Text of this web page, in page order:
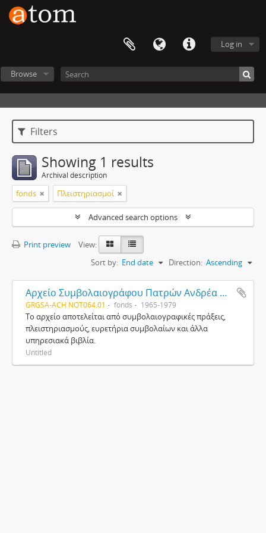
Log in
Browse
Filters
Showing 1 results
Archival description
fonds Πλειστηριασμοί
Advanced search options
Print preview
View:
Sort by: End date Direction: Ascending
Αρχείο Συμβολαιογράφου Πατρών Ανδρέα Παπανδρεόπουλου
GRGSA-ACH NOT064.01 fonds 1965-1979
Το αρχείο αποτελείται από συμβολαιογραφικές πράξεις,
πλειστηριασμούς, ευρετήρια συμβολαίων και άλλα
υπηρεσιακά βιβλία.
Untitled